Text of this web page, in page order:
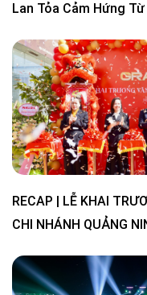
Lan Tỏa Cảm Hứng
RECAP | LỄ KHAI
CHI NHÁNH QUẢNG